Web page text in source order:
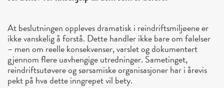
At beslutningen oppleves dramatisk i reindriftsmiljøene er
ikke vanskelig å forstå. Dette handler ikke bare om følelser
– men om reelle konsekvenser, varslet og dokumentert
gjennom flere uavhengige utredninger. Sametinget,
reindriftsutøvere og sørsamiske organisasjoner har i årevis
pekt på hva dette inngrepet vil bety.